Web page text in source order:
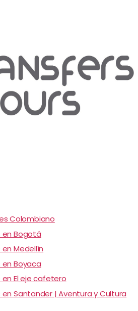
Colombiano
en Bogotá
en Medellín
en Boyaca
en El eje cafetero
en Santander | Aventura y Cultura